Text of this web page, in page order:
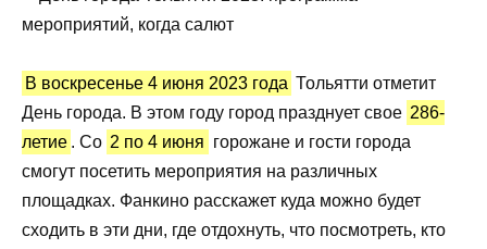
В воскресенье 4 июня 2023 года Тольятти отметит
День города. В этом году город празднует свое 286-
летие . Со 2 по 4 июня горожане и гости города
смогут посетить мероприятия на различных
площадках. Фанкино расскажет куда можно будет
сходить в эти дни, где отдохнуть, что посмотреть, кто